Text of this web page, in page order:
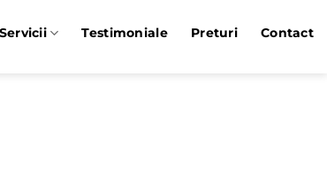
Servicii Testimoniale Preturi Contact